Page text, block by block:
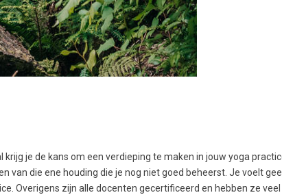
je de kans om een verdieping te maken in jouw yoga
van die ene houding die je nog niet goed beheerst. Je voelt
Overigens zijn alle docenten gecertificeerd en hebben ze veel